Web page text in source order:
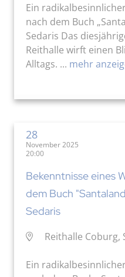
Ein
nach dem Buch
Sedaris Das
Reithalle wirft einen
Alltags. ... mehr
28
November 2025
20:00
Bekenntnisse eines
dem Buch
Sedaris
Reithalle Coburg,
Ein